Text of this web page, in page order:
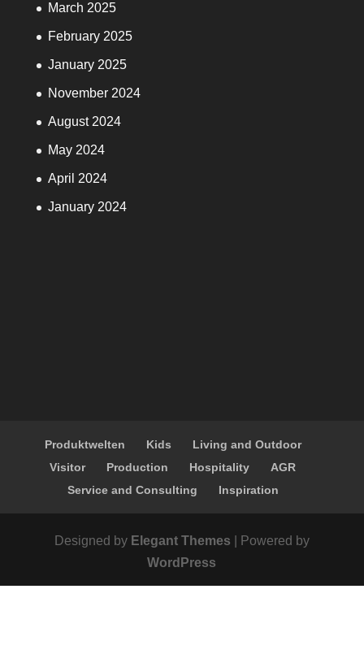
March 2025
February 2025
January 2025
November 2024
August 2024
May 2024
April 2024
January 2024
Produktwelten Kids
Living and Outdoor
Visitor
Production Hospitality
AGR
Service and Consulting
Inspiration
Designed by Elegant Themes | Powered by
WordPress